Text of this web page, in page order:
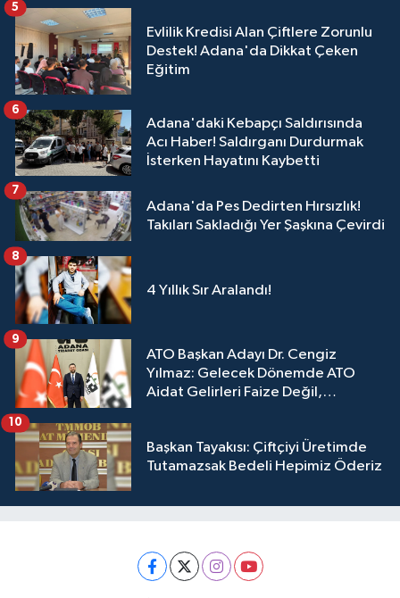
Evlilik Kredisi Alan Çiftlere Zorunlu
Destek! Adana'da Dikkat Çeken
Eğitim
5
Adana'daki Kebapçı Saldırısında
Acı Haber! Saldırganı Durdurmak
İsterken Hayatını Kaybetti
6
Adana'da Pes Dedirten Hırsızlık!
Takıları Sakladığı Yer Şaşkına Çevirdi
7
4 Yıllık Sır Aralandı!
8
ATO Başkan Adayı Dr. Cengiz
Yılmaz: Gelecek Dönemde ATO
Aidat Gelirleri Faize Değil,
9
Başkan Tayakısı: Çiftçiyi Üretimde
Tutamazsak Bedeli Hepimiz Öderiz
10